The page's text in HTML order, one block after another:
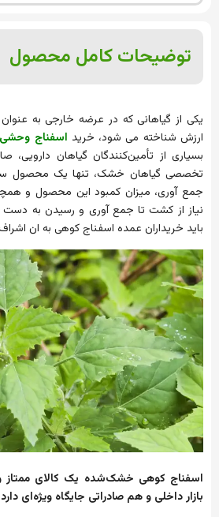
توضیحات کامل محصول
یکی از گیاهانی که در عرضه خارجی به
ارزش شناخته می شود، خرید اسفناج وحشی
بسیاری از تأمین‌کنندگان گیاهان دارویی،
تخصصی گیاهان خشک، تنها یک محصول
جمع آوری، میزان کمبود این محصول و
نیاز از کشت تا جمع آوری و رسیدن به
باید خریداران عمده اسفناج کوهی به ان
اسفناج کوهی خشک‌شده یک کالای
بازار داخلی و هم صادراتی جایگاه ویژه‌ای